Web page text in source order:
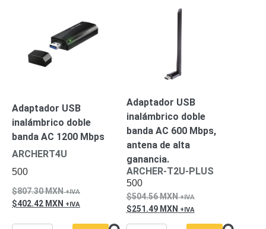
de
ApoyoPantallas
Contra
Descargas
Corriente
AlternaCorriente
/
Almacenamiento
Adaptador USB
inalámbrico doble
banda AC 1200 Mbps
ARCHERT4U
500
807.30MXN
402.42 MXN
Adaptador USB
inalámbrico doble
banda AC 600 Mbps,
antena de alta
ganancia.
ARCHER-T2U-PLUS
500
504.56MXN
251.49 MXN